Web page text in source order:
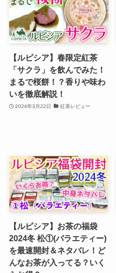
【ルピシア】春限定紅茶
「サクラ」を飲んでみた！
まるで桜餅！？香りや味わ
いを徹底解説！
2024年3月22日 紅茶レビュー
【ルピシア】お茶の福袋
2024冬 松①(バラエティー)
を最速開封＆ネタバレ！ど
んなお茶が入ってる？いく